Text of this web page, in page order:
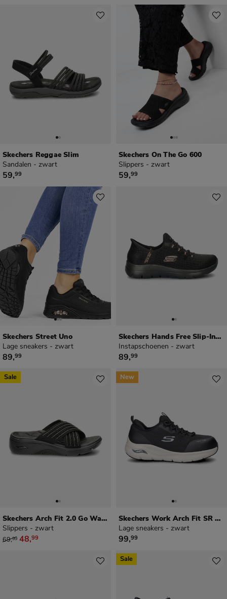
Skechers Reggae Slim
Sandalen - zwart
€ 59,99
59,99
Skechers On The Go 600
Slippers - zwart
€ 59,99
59,99
Skechers Street Uno
Lage sneakers - zwart
€ 89,99
89,99
Skechers Hands Free Slip-Ins Summits
Instapschoenen - zwart
€ 89,99
89,99
Skechers Arch Fit 2.0 Go Walk Arch Fit 2.0
Slippers - zwart
van € 69,99 voor € 48,99
69,99 48,99
Sale
Skechers Work Arch Fit SR Ebinal dames
Lage sneakers - zwart
€ 99,99
99,99
New
Sale